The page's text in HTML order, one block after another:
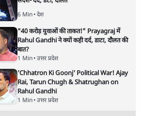
अगली खबर लोड हो रही है...
राहुल गांधी ने प्रयागराज में जेन ज़ी को झकझोरा- 3D
संदेश- दर्द, डेटा, दौलत